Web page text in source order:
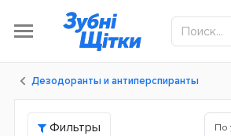
Дезодоранты и антиперспиранты
Фильтры